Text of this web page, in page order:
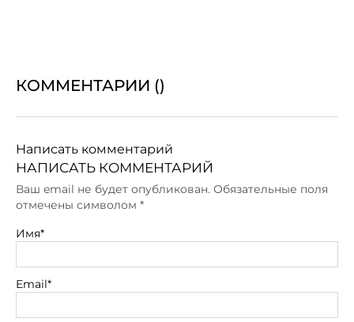
КОММЕНТАРИИ ()
Написать комментарий
НАПИСАТЬ КОММЕНТАРИЙ
Ваш email не будет опубликован. Обязательные поля
отмечены символом *
Имя*
Email*